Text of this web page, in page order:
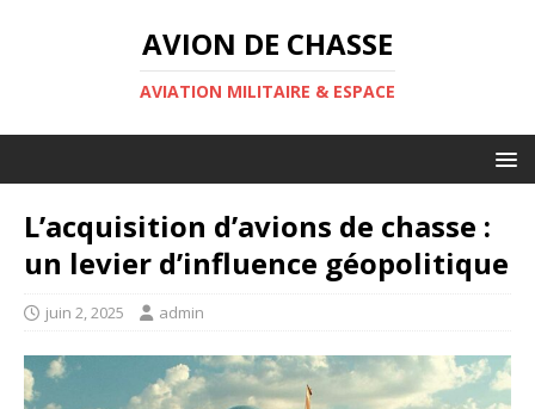
AVION DE CHASSE
AVIATION MILITAIRE & ESPACE
L’acquisition d’avions de chasse :
un levier d’influence géopolitique
juin 2, 2025 admin